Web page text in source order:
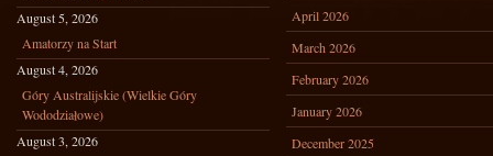
August 5, 2026
Amatorzy na Start
August 4, 2026
Góry Australijskie (Wielkie Góry
Wododziałowe)
August 3, 2026
April 2026
March 2026
February 2026
January 2026
December 2025